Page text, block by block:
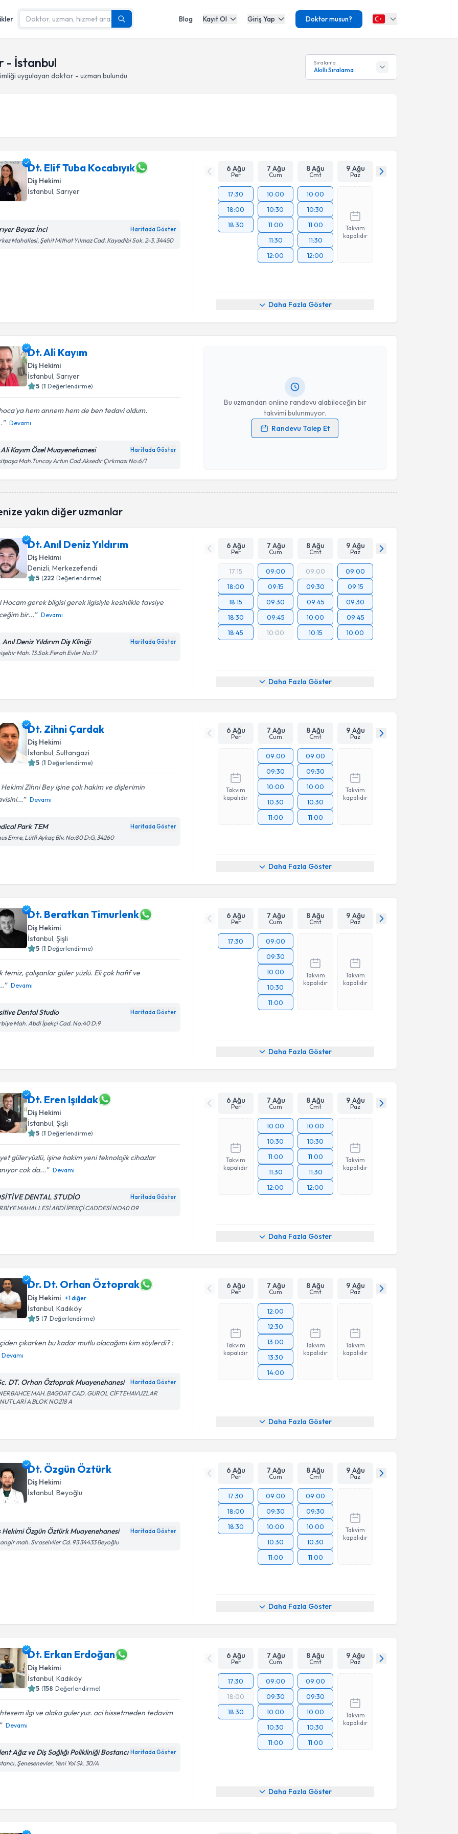
Blog Kayıt Ol Giriş Yap Doktor musun?
- İstanbul
uygulayan doktor - uzman bulundu
Sıralama
Akıllı Sıralama
Dt. Elif Tuba Kocabıyık
Diş Hekimi
İstanbul, Sarıyer
Beyaz İnci Haritada Göster
Mahallesi, Şehit Mithat Yılmaz Cad. Kayadibi Sok. 2-3, 34450
6 Ağu
Per
7 Ağu
Cum
8 Ağu
Cmt
9 Ağu
Paz
17:30
18:00
18:30
10:00
10:30
11:00
11:30
12:00
10:00
10:30
11:00
11:30
12:00
Takvim
kapalıdır
Daha Fazla Göster
Dt. Ali Kayım
Diş Hekimi
İstanbul , Sarıyer
5 (1 Değerlendirme)
hem annem hem de ben tedavi oldum.
Devamı
Kayım Özel Muayenehanesi Haritada Göster
Mah.Tuncay Artun Cad.Aksedir Çırkmazı No:6/1
Bu uzmandan online randevu alabileceğin bir
takvimi bulunmuyor.
Randevu Talep Et
Randevu Takvimi Talebi
Dt. Ali Kayım
Kişisel verilerimin işlenmesine ilişkinAydınlatma Metni
Takvim Talebini Gönder
yakın diğer uzmanlar
Dt. Anıl Deniz Yıldırım
Diş Hekimi
Denizli , Merkezefendi
5 (222 Değerlendirme)
Hocam gerek bilgisi gerek ilgisiyle kesinlikle tavsiye
bir...
Devamı
Deniz Yıldırım Diş Kliniği Haritada Göster
Mah. 13.Sok.Ferah Evler No:17
6 Ağu
Per
7 Ağu
Cum
8 Ağu
Cmt
9 Ağu
Paz
17:15
18:00
18:15
18:30
18:45
09:00
09:15
09:30
09:45
10:00
09:00
09:30
09:45
10:00
10:15
09:00
09:15
09:30
09:45
10:00
Daha Fazla Göster
Dt. Zihni Çardak
Diş Hekimi
İstanbul, Sultangazi
5 (1 Değerlendirme)
Hekimi Zihni Bey işine çok hakim ve dişlerimin
Devamı
Park TEM Haritada Göster
Emre, Lütfi Aykaç Blv. No:80 D:G, 34260
6 Ağu
Per
7 Ağu
Cum
8 Ağu
Cmt
9 Ağu
Paz
Takvim
kapalıdır
09:00
09:30
10:00
10:30
11:00
09:00
09:30
10:00
10:30
11:00
Takvim
kapalıdır
Daha Fazla Göster
Dt. Beratkan Timurlenk
Diş Hekimi
İstanbul , Şişli
5 (1 Değerlendirme)
temiz, çalışanlar güler yüzlü. Eli çok hafif ve
Devamı
Dental Studio Haritada Göster
Mah. Abdi İpekçi Cad. No:40 D:9
6 Ağu
Per
7 Ağu
Cum
8 Ağu
Cmt
9 Ağu
Paz
17:30
09:00
09:30
10:00
10:30
11:00
Takvim
kapalıdır
Takvim
kapalıdır
Daha Fazla Göster
Dt. Eren Işıldak
Diş Hekimi
İstanbul, Şişli
5 (1 Değerlendirme)
güleryüzlü, işine hakim yeni teknolojik cihazlar
cok da...
Devamı
DENTAL STUDİO Haritada Göster
MAHALLESİ ABDİ İPEKÇİ CADDESİ NO40 D9
6 Ağu
Per
7 Ağu
Cum
8 Ağu
Cmt
9 Ağu
Paz
Takvim
kapalıdır
10:00
10:30
11:00
11:30
12:00
10:00
10:30
11:00
11:30
12:00
Takvim
kapalıdır
Daha Fazla Göster
Dr. Dt. Orhan Öztoprak
Diş Hekimi +1diğer
İstanbul , Kadıköy
5 (7 Değerlendirme)
çıkarken bu kadar mutlu olacağımı kim söylerdi? :
Devamı
DT. Orhan Öztoprak Muayenehanesi Haritada Göster
MAH. BAGDAT CAD. GUROL CİFTEHAVUZLAR
A BLOK NO218 A
6 Ağu
Per
7 Ağu
Cum
8 Ağu
Cmt
9 Ağu
Paz
Takvim
kapalıdır
12:00
12:30
13:00
13:30
14:00
Takvim
kapalıdır
Takvim
kapalıdır
Daha Fazla Göster
Dt. Özgün Öztürk
Diş Hekimi
İstanbul, Beyoğlu
Hekimi Özgün Öztürk Muayenehanesi Haritada Göster
mah. Sıraselviler Cd. 93 34433 Beyoğlu
6 Ağu
Per
7 Ağu
Cum
8 Ağu
Cmt
9 Ağu
Paz
17:30
18:00
18:30
09:00
09:30
10:00
10:30
11:00
09:00
09:30
10:00
10:30
11:00
Takvim
kapalıdır
Daha Fazla Göster
Dt. Erkan Erdoğan
Diş Hekimi
İstanbul , Kadıköy
5 (158 Değerlendirme)
ilgi ve alaka guleryuz. aci hissetmeden tedavim
Devamı
Ağız ve Diş Sağlığı Polikliniği Bostancı Haritada Göster
Şenesenevler, Yeni Yol Sk. 30/A
6 Ağu
Per
7 Ağu
Cum
8 Ağu
Cmt
9 Ağu
Paz
17:30
18:00
18:30
09:00
09:30
10:00
10:30
11:00
09:00
09:30
10:00
10:30
11:00
Takvim
kapalıdır
Daha Fazla Göster